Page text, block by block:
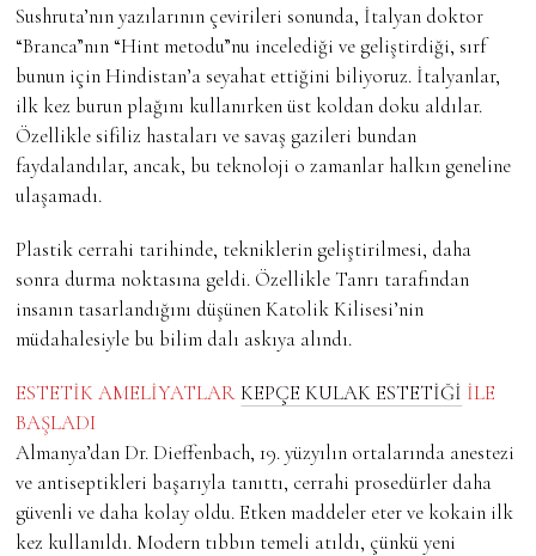
Sushruta’nın yazılarının çevirileri sonunda, İtalyan doktor
“Branca”nın “Hint metodu”nu incelediği ve geliştirdiği, sırf
bunun için Hindistan’a seyahat ettiğini biliyoruz. İtalyanlar,
ilk kez burun plağını kullanırken üst koldan doku aldılar.
Özellikle sifiliz hastaları ve savaş gazileri bundan
faydalandılar, ancak, bu teknoloji o zamanlar halkın geneline
ulaşamadı.
Plastik cerrahi tarihinde, tekniklerin geliştirilmesi, daha
sonra durma noktasına geldi. Özellikle Tanrı tarafından
insanın tasarlandığını düşünen Katolik Kilisesi’nin
müdahalesiyle bu bilim dalı askıya alındı.
ESTETİK AMELİYATLARKEPÇE KULAK ESTETİĞİ İLE
BAŞLADI
Almanya’dan Dr. Dieffenbach, 19. yüzyılın ortalarında anestezi
ve antiseptikleri başarıyla tanıttı, cerrahi prosedürler daha
güvenli ve daha kolay oldu. Etken maddeler eter ve kokain ilk
kez kullanıldı. Modern tıbbın temeli atıldı, çünkü yeni